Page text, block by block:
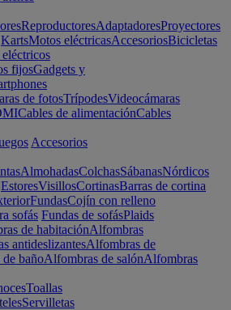
ReproductoresAdaptadoresProyectores
KartsMotos eléctricasAccesoriosBicicletas
eléctricos
fijosGadgets y
de fotosTrípodesVideocámaras
Cables de alimentaciónCables
Accesorios
AlmohadasColchasSábanasNórdicos
EstoresVisillosCortinasBarras de cortina
FundasCojín con relleno
sofás Fundas de sofásPlaids
de habitaciónAlfombras
antideslizantesAlfombras de
bañoAlfombras de salónAlfombras
Toallas
Servilletas